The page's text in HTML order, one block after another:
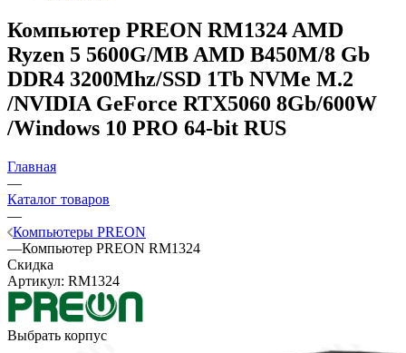
Компьютер PREON RM1324 AMD
Ryzen 5 5600G/MB AMD B450M/8 Gb
DDR4 3200Mhz/SSD 1Tb NVMe M.2
/NVIDIA GeForce RTX5060 8Gb/600W
/Windows 10 PRO 64-bit RUS
Главная
—
Каталог товаров
—
Компьютеры PREON
—Компьютер PREON RM1324
Скидка
Артикул: RM1324
Выбрать корпус